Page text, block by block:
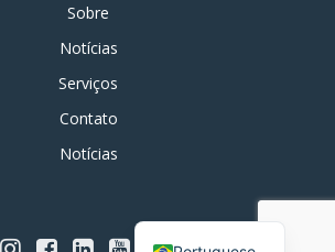
Sobre
Notícias
Serviços
Contato
Notícias